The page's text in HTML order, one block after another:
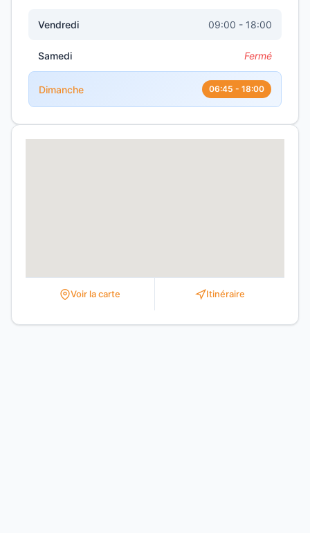
Vendredi 09:00 - 18:00
Samedi Fermé
Dimanche 06:45 - 18:00
Voir la carte Itinéraire